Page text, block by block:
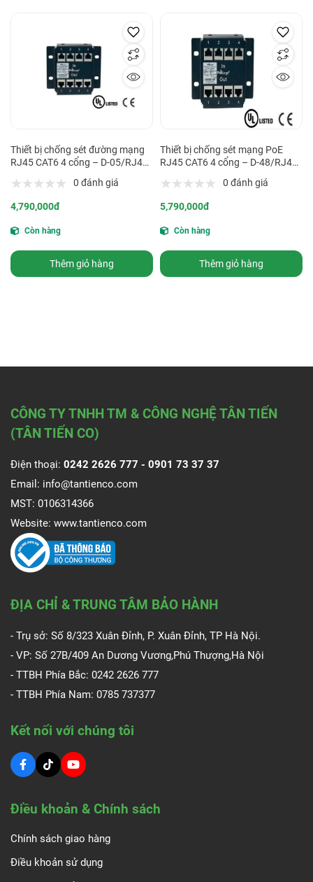
Thiết bị chống sét đường mạng
RJ45 CAT6 4 cổng – D-05/RJ45-
0 đánh giá
4,790,000đ
Còn hàng
Thêm giỏ hàng
Thiết bị chống sét mạng PoE
RJ45 CAT6 4 cổng – D-48/RJ45-
0 đánh giá
5,790,000đ
Còn hàng
Thêm giỏ hàng
CÔNG TY TNHH TM & CÔNG NGHỆ TÂN TIẾN
(TÂN TIẾN CO)
Điện thoại: 0242 2626 777 - 0901 73 37 37
Email: info@tantienco.com
MST: 0106314366
Website: www.tantienco.com
ĐỊA CHỈ & TRUNG TÂM BẢO HÀNH
- Trụ sở: Số 8/323 Xuân Đỉnh, P. Xuân Đỉnh, TP Hà Nội.
- VP: Số 27B/409 An Dương Vương,Phú Thượng,Hà Nội
- TTBH Phía Bắc: 0242 2626 777
- TTBH Phía Nam: 0785 737377
Kết nối với chúng tôi
Điều khoản & Chính sách
Chính sách giao hàng
Điều khoản sử dụng